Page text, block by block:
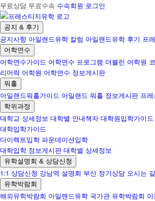
무료상담 무료수속 수속회원 로그인
공지 & 후기
공지사항 아일랜드유학 칼럼 아일랜드유학 후기 프
어학연수
어학연수가이드 어학연수 프로그램 더블린 어학원
리머릭 어학원 어학연수 정보게시판
워홀
아일랜드워홀가이드 아일랜드 워홀 정보게시판 프
학위과정
대학교 상세정보 대학별 안내책자 대학원입학가이드
대학입학가이드
다이렉트입학 파운데이션입학
대학입학 정보게시판 대학별 상세정보
유학설명회 & 상담신청
1:1 상담신청 강남역 설명회 부산 정기상담 오시는 길
유학박람회
해외유학박람회 아일랜드유학 국가관 유학박람회